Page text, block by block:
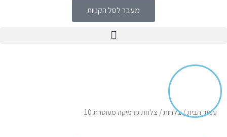
מעבר לסל הקניות
עמוד הבית/צלחות/ צלחת קרמיקה מעוטרת 10